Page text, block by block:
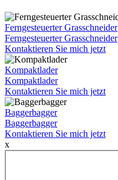
Ferngesteuerter Grasschneider
Ferngesteuerter Grasschneider
Kontaktieren Sie mich jetzt
Kompaktlader
Kompaktlader
Kontaktieren Sie mich jetzt
Baggerbagger
Baggerbagger
Kontaktieren Sie mich jetzt
x